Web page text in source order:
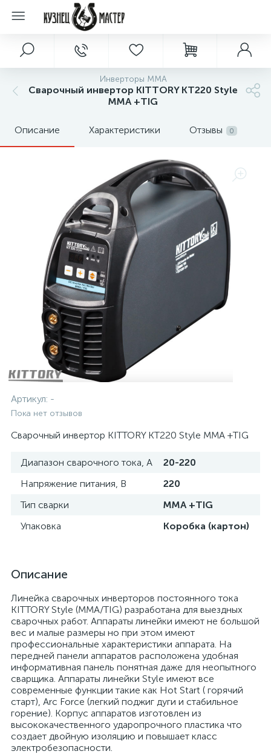
Инверторы MMA
Сварочный инвертор KITTORY KT220 Style
MMA +TIG
Описание Характеристики Отзывы 0
Артикул: -
Пока нет отзывов
Сварочный инвертор KITTORY KT220 Style MMA +TIG
Диапазон сварочного тока, А
20-220
Напряжение питания, В
220
Тип сварки
MMA +TIG
Упаковка
Коробка (картон)
Описание
Линейка сварочных инверторов постоянного тока
KITTORY Style (MMA/TIG) разработана для выездных
сварочных работ. Аппараты линейки имеют не большой
вес и малые размеры но при этом имеют
профессиональные характеристики аппарата. На
передней панели аппаратов расположена удобная
информативная панель понятная даже для неопытного
сварщика. Аппараты линейки Style имеют все
современные функции такие как Hot Start ( горячий
старт), Arc Force (легкий поджиг дуги и стабильное
горение). Корпус аппаратов изготовлен из
высококачественного ударопрочного пластика что
создает двойную изоляцию и повышает класс
электробезопасности.